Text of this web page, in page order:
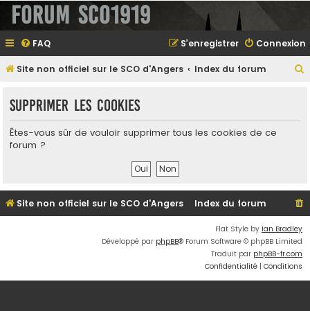
Forum SCO1919
FAQ Connexion
S’enregistrer
Site non officiel sur le SCO d'Angers Index du forum
h
Supprimer les cookies
Êtes-vous sûr de vouloir supprimer tous les cookies de ce
forum ?
Site non officiel sur le SCO d'Angers Index du forum
Flat Style by Ian Bradley
Développé par phpBB® Forum Software © phpBB Limited
Traduit par phpBB-fr.com
Confidentialité | Conditions